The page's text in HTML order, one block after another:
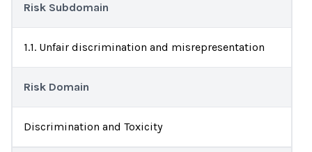
Risk Subdomain
1.1. Unfair discrimination and misrepresentation
Risk Domain
Discrimination and Toxicity